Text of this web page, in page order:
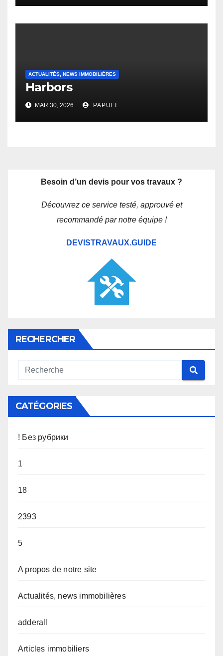
ACTUALITÉS, NEWS IMMOBILIÈRES
Harbors
MAR 30, 2026 PAPULI
Besoin d’un devis pour vos travaux ?
Découvrez ce service testé, approuvé et
recommandé par notre équipe !
DEVISTRAVAUX.GUIDE
RECHERCHER
CATÉGORIES
! Без рубрики
1
18
2393
5
A propos de notre site
Actualités, news immobilières
adderall
Articles immobiliers